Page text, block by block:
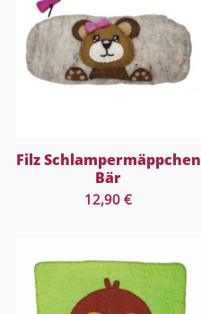
Filz Schlampermäppchen
Bär
12,90€